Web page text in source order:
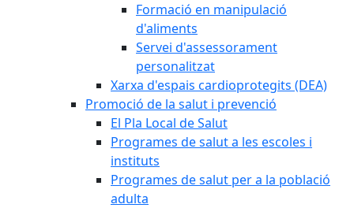
Formació en manipulació
d'aliments
Servei d'assessorament
personalitzat
Xarxa d'espais cardioprotegits (DEA)
Promoció de la salut i prevenció
El Pla Local de Salut
Programes de salut a les escoles i
instituts
Programes de salut per a la població
adulta